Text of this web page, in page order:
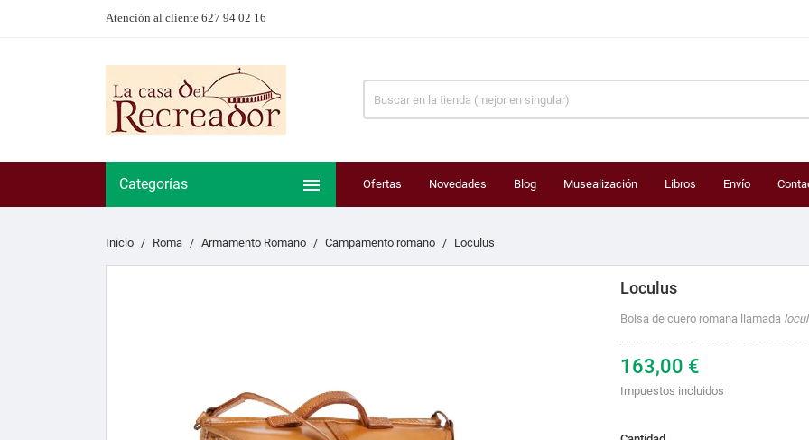
Atención al cliente 627 94 02 16
Categorías  Ofertas Novedades Blog Musealización Libros Envío
Inicio Roma Armamento Romano Campamento romano Loculus
Loculus
Bolsa de cuero romana llamada
163,00 €
Impuestos incluidos